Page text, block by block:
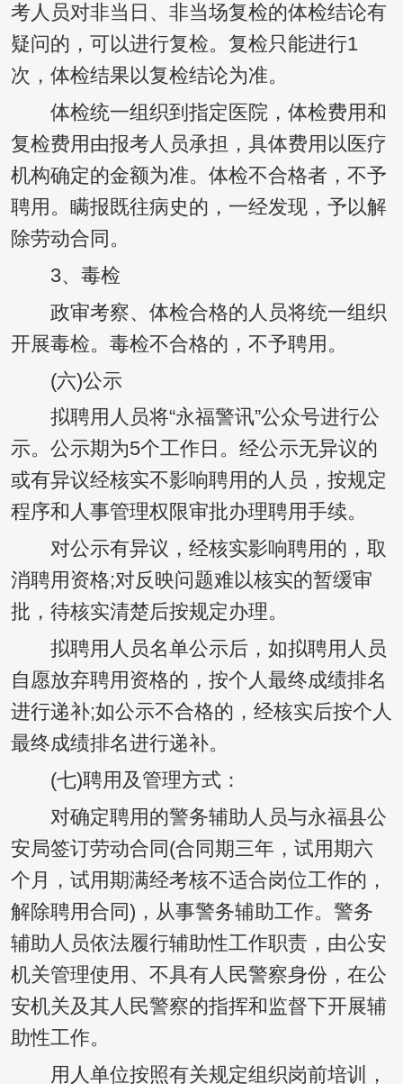
考人员对非当日、非当场复检的体检结论有
疑问的，可以进行复检。复检只能进行1
次，体检结果以复检结论为准。
体检统一组织到指定医院，体检费用和
复检费用由报考人员承担，具体费用以医疗
机构确定的金额为准。体检不合格者，不予
聘用。瞒报既往病史的，一经发现，予以解
除劳动合同。
3、毒检
政审考察、体检合格的人员将统一组织
开展毒检。毒检不合格的，不予聘用。
(六)公示
拟聘用人员将“永福警讯”公众号进行公
示。公示期为5个工作日。经公示无异议的
或有异议经核实不影响聘用的人员，按规定
程序和人事管理权限审批办理聘用手续。
对公示有异议，经核实影响聘用的，取
消聘用资格;对反映问题难以核实的暂缓审
批，待核实清楚后按规定办理。
拟聘用人员名单公示后，如拟聘用人员
自愿放弃聘用资格的，按个人最终成绩排名
进行递补;如公示不合格的，经核实后按个人
最终成绩排名进行递补。
(七)聘用及管理方式：
对确定聘用的警务辅助人员与永福县公
安局签订劳动合同(合同期三年，试用期六
个月，试用期满经考核不适合岗位工作的，
解除聘用合同)，从事警务辅助工作。警务
辅助人员依法履行辅助性工作职责，由公安
机关管理使用、不具有人民警察身份，在公
安机关及其人民警察的指挥和监督下开展辅
助性工作。
用人单位按照有关规定组织岗前培训，